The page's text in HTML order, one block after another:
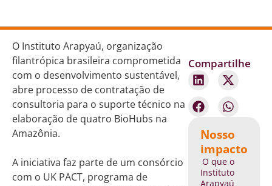
Compartilhe
Nosso
impacto
O que o
Instituto
Arapyaú
O Instituto Arapyaú, organização
filantrópica brasileira comprometida
com o desenvolvimento sustentável,
abre processo de contratação de
consultoria para o suporte técnico na
elaboração de quatro BioHubs na
Amazônia.
A iniciativa faz parte de um consórcio
com o UK PACT, programa de